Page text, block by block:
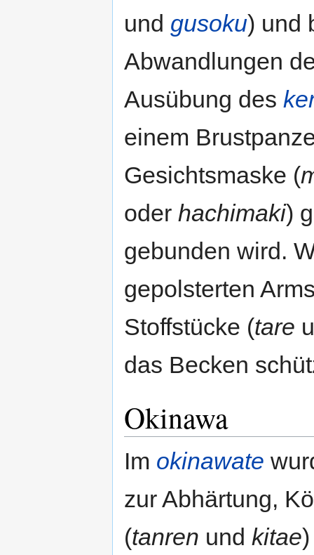
und gusoku) und
Abwandlungen
Ausübung des
einem
Gesichtsmaske (
oder hachimaki)
gebunden wird.
gepolsterten
Stoffstücke (tare
das Becken
Okinawa
Im okinawate
zur Abhärtung,
(tanren und kitae